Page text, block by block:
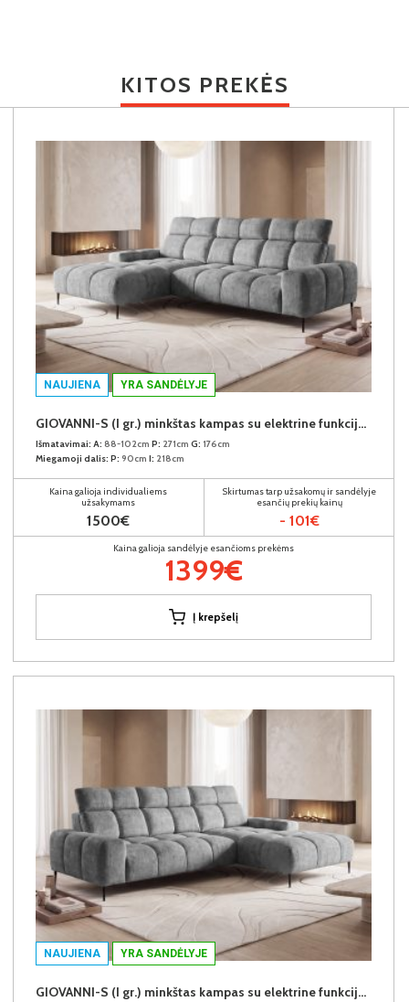
KITOS PREKĖS
NAUJIENA YRA SANDĖLYJE
GIOVANNI-S (I gr.) minkštas kampas su elektrine funkcija (Aphrodite-21) K
Išmatavimai: A: 88-102cm P: 271cm G: 176cm
Miegamoji dalis: P: 90cm I: 218cm
Kaina galioja individualiems
užsakymams
1500€
Skirtumas tarp užsakomų ir sandėlyje
esančių prekių kainų
- 101€
Kaina galioja sandėlyje esančioms prekėms
1399€
Į krepšelį
NAUJIENA YRA SANDĖLYJE
GIOVANNI-S (I gr.) minkštas kampas su elektrine funkcija (Aphrodite-21) D